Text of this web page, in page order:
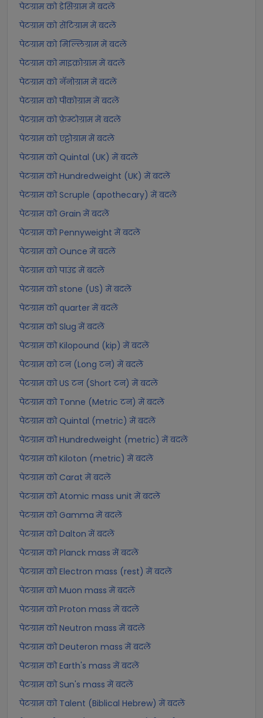
पेटग्राम को डेसिग्राम में बदलें
पेटग्राम को सेंटिग्राम में बदलें
पेटग्राम को मिल्लिग्राम में बदलें
पेटग्राम को माइक्रोग्राम में बदलें
पेटग्राम को नॅनोग्राम में बदलें
पेटग्राम को पीकोग्राम में बदलें
पेटग्राम को फ़ेम्टोग्राम में बदलें
पेटग्राम को एट्टोग्राम में बदलें
पेटग्राम को Quintal (UK) में बदलें
पेटग्राम को Hundredweight (UK) में बदलें
पेटग्राम को Scruple (apothecary) में बदलें
पेटग्राम को Grain में बदलें
पेटग्राम को Pennyweight में बदलें
पेटग्राम को Ounce में बदलें
पेटग्राम को पाउंड में बदलें
पेटग्राम को stone (US) में बदलें
पेटग्राम को quarter में बदलें
पेटग्राम को Slug में बदलें
पेटग्राम को Kilopound (kip) में बदलें
पेटग्राम को टन (Long टन) में बदलें
पेटग्राम को US टन (Short टन) में बदलें
पेटग्राम को Tonne (Metric टन) में बदलें
पेटग्राम को Quintal (metric) में बदलें
पेटग्राम को Hundredweight (metric) में बदलें
पेटग्राम को Kiloton (metric) में बदलें
पेटग्राम को Carat में बदलें
पेटग्राम को Atomic mass unit में बदलें
पेटग्राम को Gamma में बदलें
पेटग्राम को Dalton में बदलें
पेटग्राम को Planck mass में बदलें
पेटग्राम को Electron mass (rest) में बदलें
पेटग्राम को Muon mass में बदलें
पेटग्राम को Proton mass में बदलें
पेटग्राम को Neutron mass में बदलें
पेटग्राम को Deuteron mass में बदलें
पेटग्राम को Earth's mass में बदलें
पेटग्राम को Sun's mass में बदलें
पेटग्राम को Talent (Biblical Hebrew) में बदलें